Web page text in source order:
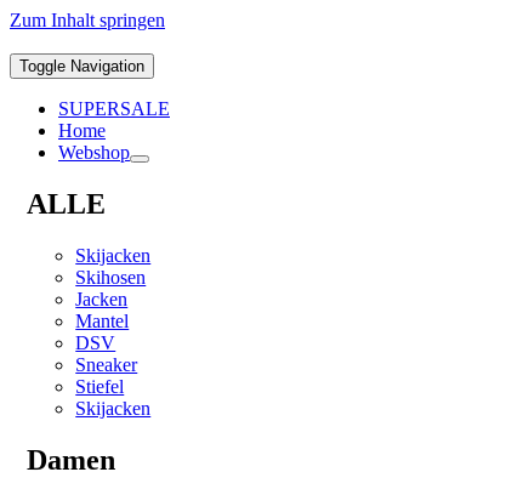
Zum Inhalt springen
Toggle Navigation
SUPERSALE
Home
Webshop
ALLE
Skijacken
Skihosen
Jacken
Mantel
DSV
Sneaker
Stiefel
Skijacken
Damen